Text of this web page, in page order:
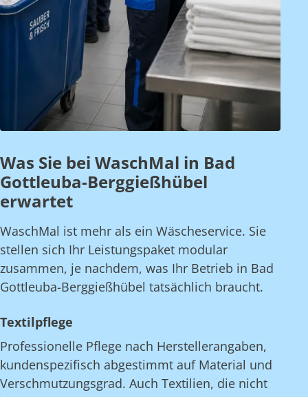
Was Sie bei WaschMal in Bad
Gottleuba-Berggießhübel
erwartet
WaschMal ist mehr als ein Wäscheservice. Sie
stellen sich Ihr Leistungspaket modular
zusammen, je nachdem, was Ihr Betrieb in Bad
Gottleuba-Berggießhübel tatsächlich braucht.
Textilpflege
Professionelle Pflege nach Herstellerangaben,
kundenspezifisch abgestimmt auf Material und
Verschmutzungsgrad. Auch Textilien, die nicht